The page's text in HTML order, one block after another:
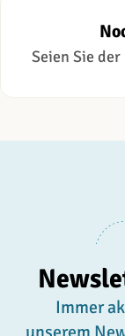
Seien Sie
Immer